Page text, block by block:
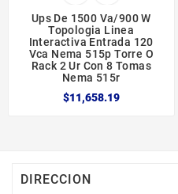
Ups De 1500 Va/900 W
Topologia Linea
Interactiva Entrada 120
Vca Nema 515p Torre O
Rack 2 Ur Con 8 Tomas
Nema 515r
$11,658.19
DIRECCION